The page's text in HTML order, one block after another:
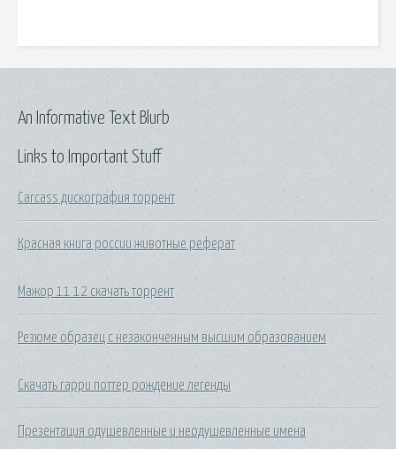
Links to Important Stuff
Carcass дискография торрент
Красная книга россии животные реферат
Мажор 11 12 скачать торрент
Резюме образец с незаконченным высшим образованием
Скачать гарри поттер рождение легенды
Презентация одушевленные и неодушевленные имена
An Informative Text Blurb